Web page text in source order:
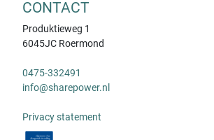
CONTACT
Produktieweg 1
6045JC Roermond
0475-332491
info@sharepower.nl
Privacy statement